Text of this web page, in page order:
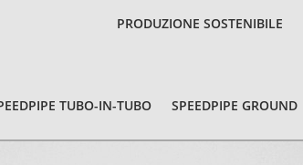
PRODUZIONE SOSTENIBILE
TUBO-IN-TUBO SPEEDPIPE GROUND